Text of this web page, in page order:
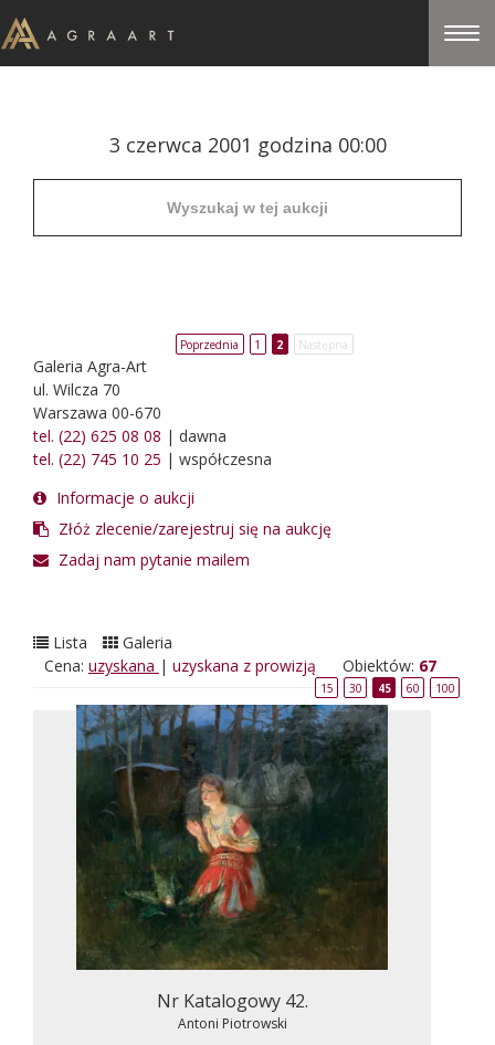
3 czerwca 2001 godzina 00:00
Poprzednia 1 2 Następna
Galeria Agra-Art
ul. Wilcza 70
Warszawa 00-670
tel. (22) 625 08 08 | dawna
tel. (22) 745 10 25 | współczesna
Informacje o aukcji
Złóż zlecenie/zarejestruj się na aukcję
Zadaj nam pytanie mailem
Lista
Galeria
Cena: uzyskana | uzyskana z prowizją Obiektów: 67
15 30 45 60 100
Nr Katalogowy 42.
Antoni Piotrowski